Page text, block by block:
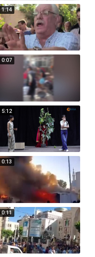
1:14
0:07
5:12
0:13
0:11